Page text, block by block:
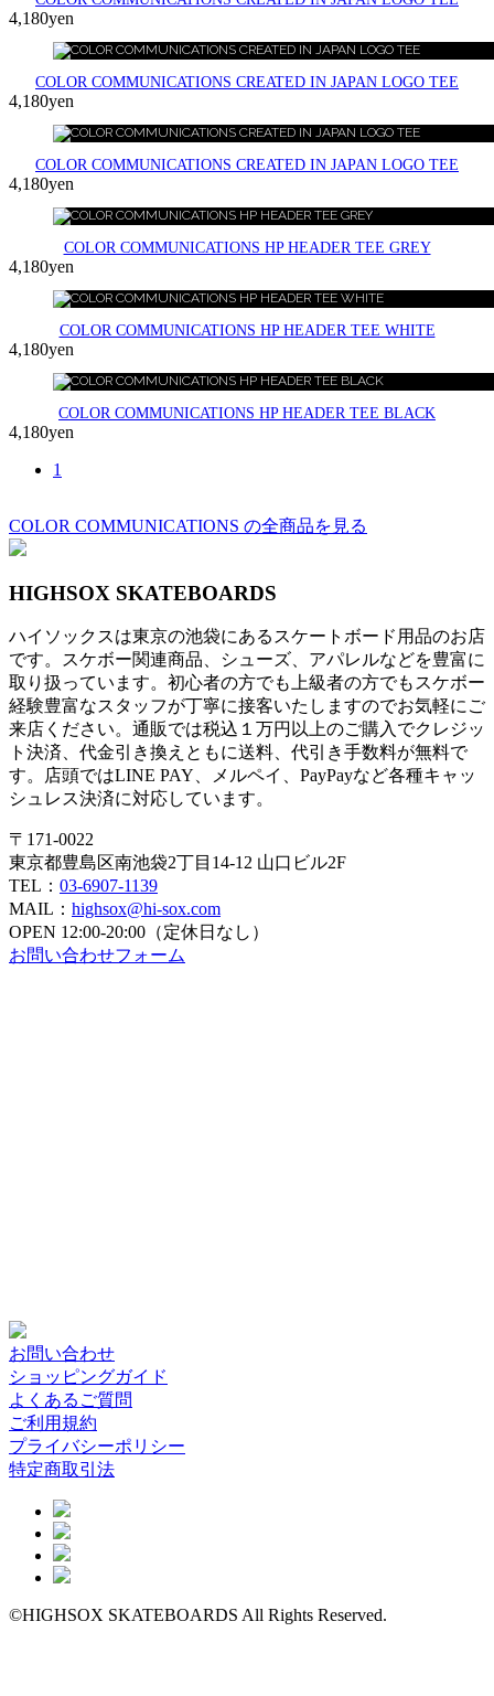
4,180yen
COLOR COMMUNICATIONS CREATED IN JAPAN LOGO TEE
4,180yen
COLOR COMMUNICATIONS CREATED IN JAPAN LOGO TEE
4,180yen
COLOR COMMUNICATIONS HP HEADER TEE GREY
4,180yen
COLOR COMMUNICATIONS HP HEADER TEE WHITE
4,180yen
COLOR COMMUNICATIONS HP HEADER TEE BLACK
4,180yen
1
COLOR COMMUNICATIONS の全商品を見る
HIGHSOX SKATEBOARDS
ハイソックスは東京の池袋にあるスケートボード用品のお店
です。スケボー関連商品、シューズ、アパレルなどを豊富に
取り扱っています。初心者の方でも上級者の方でもスケボー
経験豊富なスタッフが丁寧に接客いたしますのでお気軽にご
来店ください。通販では税込１万円以上のご購入でクレジッ
ト決済、代金引き換えともに送料、代引き手数料が無料で
す。店頭ではLINE PAY、メルペイ、PayPayなど各種キャッ
シュレス決済に対応しています。
〒171-0022
東京都豊島区南池袋2丁目14-12 山口ビル2F
TEL： 03-6907-1139
MAIL： highsox@hi-sox.com
OPEN 12:00-20:00（定休日なし）
お問い合わせフォーム
お問い合わせ
ショッピングガイド
よくあるご質問
ご利用規約
プライバシーポリシー
特定商取引法
©HIGHSOX SKATEBOARDS All Rights Reserved.